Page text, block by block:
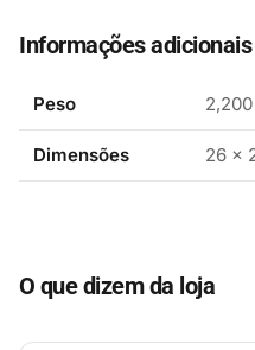
armazenamento interno
aprimorado nos modos
amplo suporte ajustável
LAN integrada (cabo
desfrutar de uma
HD. Modo portátil: leve
Informações adicionais
Peso
Dimensões 26 ×
O que dizem da loja